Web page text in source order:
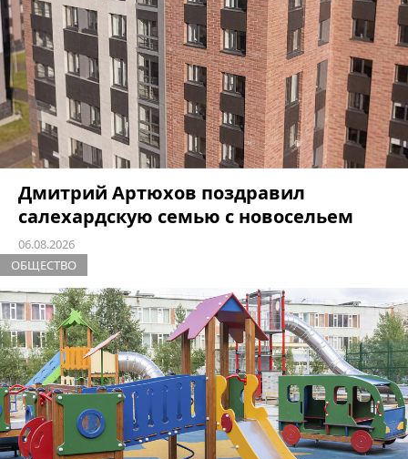
Дмитрий Артюхов поздравил
салехардскую семью с новосельем
06.08.2026
ОБЩЕСТВО